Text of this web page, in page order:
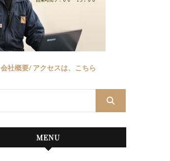
会社概要/ アクセスは、こちら
MENU